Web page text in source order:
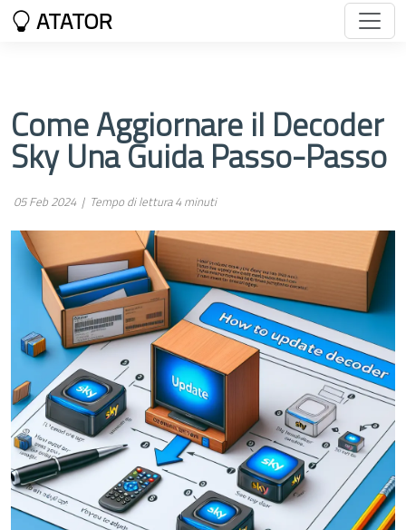
ATATOR
Come Aggiornare il Decoder
Sky Una Guida Passo-Passo
05 Feb 2024 | Tempo di lettura 4 minuti